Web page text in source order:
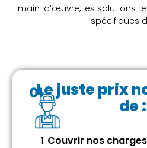
main-d’œuvre, les solutions
spécifiques
Le juste prix
de :
Couvrir nos charges